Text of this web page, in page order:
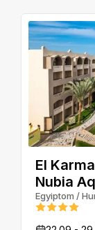
El
Nubia
Egyiptom /